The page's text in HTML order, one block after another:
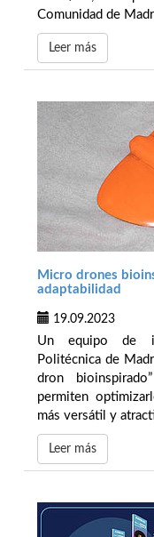
Comunidad de
Leer más
Micro drones
adaptabilidad
19.09.2023
Un equipo de
Politécnica de
dron
permiten
más versátil y
Leer más